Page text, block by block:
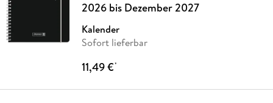
2026 bis Dezember 2027
Kalender
Sofort lieferbar
11,49 €*